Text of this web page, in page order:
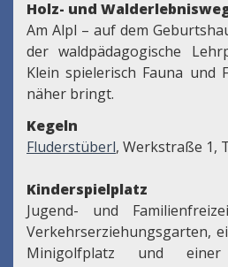
Holz- und
Am Alpl – auf dem
der waldpädagogische
Klein spielerisch Fauna und
näher bringt.
Kegeln
Fluderstüberl, Werkstraße 1,
Kinderspielplatz
Jugend- und
Verkehrserziehungsgarten,
Minigolfplatz und einer